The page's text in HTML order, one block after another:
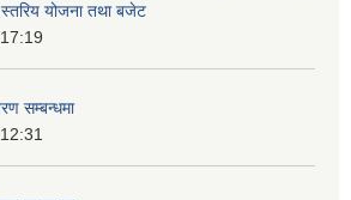
योजना तथा बजेट
सम्बन्धमा